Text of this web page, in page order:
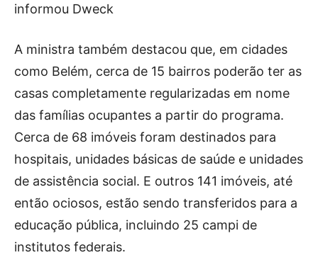
informou Dweck
A ministra também destacou que, em cidades
como Belém, cerca de 15 bairros poderão ter as
casas completamente regularizadas em nome
das famílias ocupantes a partir do programa.
Cerca de 68 imóveis foram destinados para
hospitais, unidades básicas de saúde e unidades
de assistência social. E outros 141 imóveis, até
então ociosos, estão sendo transferidos para a
educação pública, incluindo 25 campi de
institutos federais.